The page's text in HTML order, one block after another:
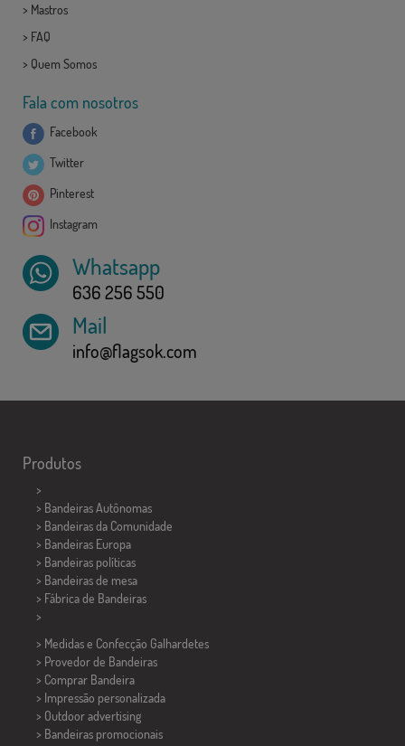
> Mastros
> FAQ
> Quem Somos
Fala com nosotros
Facebook
Twitter
Pinterest
Instagram
Whatsapp
636 256 550
Mail
info@flagsok.com
Produtos
>
> Bandeiras Autônomas
> Bandeiras da Comunidade
> Bandeiras Europa
> Bandeiras políticas
> Bandeiras de mesa
> Fábrica de Bandeiras
>
> Medidas e Confecção Galhardetes
> Provedor de Bandeiras
> Comprar Bandeira
> Impressão personalizada
> Outdoor advertising
> Bandeiras promocionais